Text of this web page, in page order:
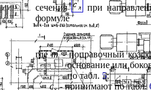
сечения
при
формуле
гдет- поправочный
основание или
по табл. 5;
c - принимают по табл.